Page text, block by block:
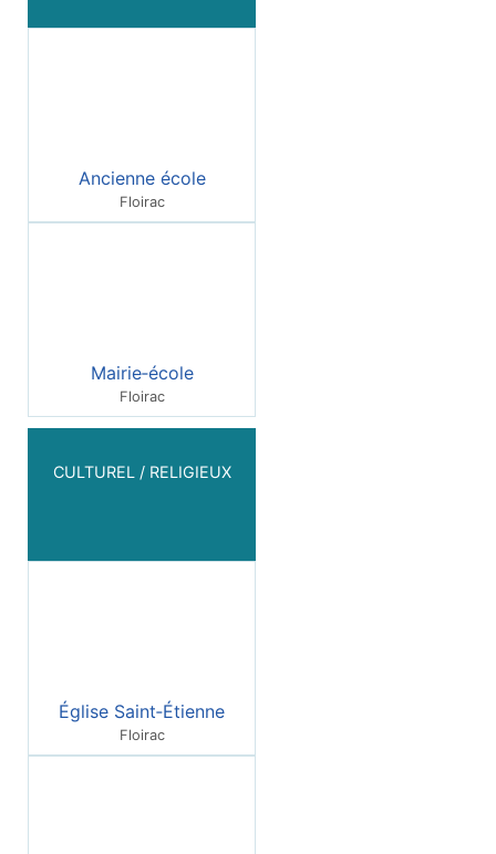
Ancienne école
Floirac
Mairie‑école
Floirac
CULTUREL / RELIGIEUX
Église Saint‑Étienne
Floirac